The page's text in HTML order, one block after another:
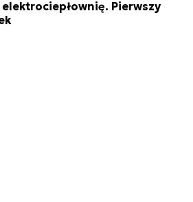
Pierwszy